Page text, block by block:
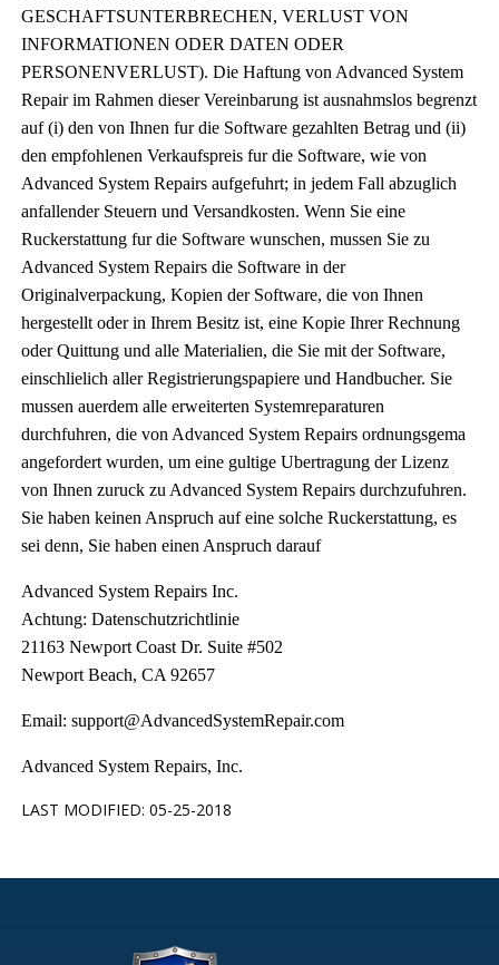
GESCHAFTSUNTERBRECHEN, VERLUST VON
INFORMATIONEN ODER DATEN ODER
PERSONENVERLUST). Die Haftung von Advanced System
Repair im Rahmen dieser Vereinbarung ist ausnahmslos begrenzt
auf (i) den von Ihnen fur die Software gezahlten Betrag und (ii)
den empfohlenen Verkaufspreis fur die Software, wie von
Advanced System Repairs aufgefuhrt; in jedem Fall abzuglich
anfallender Steuern und Versandkosten. Wenn Sie eine
Ruckerstattung fur die Software wunschen, mussen Sie zu
Advanced System Repairs die Software in der
Originalverpackung, Kopien der Software, die von Ihnen
hergestellt oder in Ihrem Besitz ist, eine Kopie Ihrer Rechnung
oder Quittung und alle Materialien, die Sie mit der Software,
einschlielich aller Registrierungspapiere und Handbucher. Sie
mussen auerdem alle erweiterten Systemreparaturen
durchfuhren, die von Advanced System Repairs ordnungsgema
angefordert wurden, um eine gultige Ubertragung der Lizenz
von Ihnen zuruck zu Advanced System Repairs durchzufuhren.
Sie haben keinen Anspruch auf eine solche Ruckerstattung, es
sei denn, Sie haben einen Anspruch darauf
Advanced System Repairs Inc.
Achtung: Datenschutzrichtlinie
21163 Newport Coast Dr. Suite #502
Newport Beach, CA 92657
Email: support@AdvancedSystemRepair.com
Advanced System Repairs, Inc.
LAST MODIFIED: 05-25-2018